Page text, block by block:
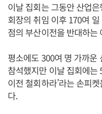
이날 집회는 그동안 산업
회장의 취임 이후 170여
점의 부산이전을 반대하
평소에도 300여 명 가까운
참석했지만 이날 집회에는
이전 철회하라’라는 손피
다.